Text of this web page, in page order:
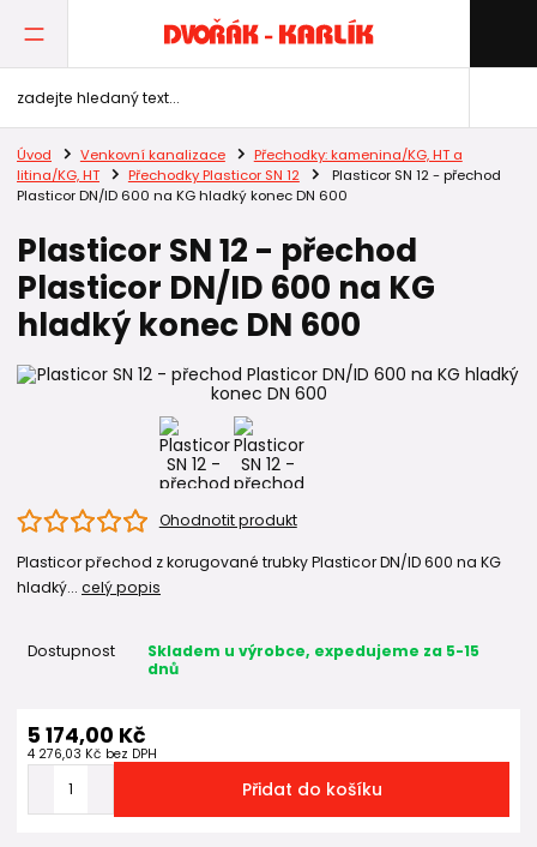
Úvod Venkovní kanalizace
Přechodky: kamenina/KG, HT a
litina/KG, HT
Přechodky Plasticor SN 12
Plasticor SN 12 - přechod
Plasticor DN/ID 600 na KG hladký konec DN 600
Plasticor SN 12 - přechod
Plasticor DN/ID 600 na KG
hladký konec DN 600
Ohodnotit produkt
Plasticor přechod z korugované trubky Plasticor DN/ID 600 na KG
hladký... celý popis
Dostupnost
Skladem u výrobce, expedujeme za 5-15
dnů
5 174,00 Kč
4 276,03 Kč bez DPH
Přidat do košíku